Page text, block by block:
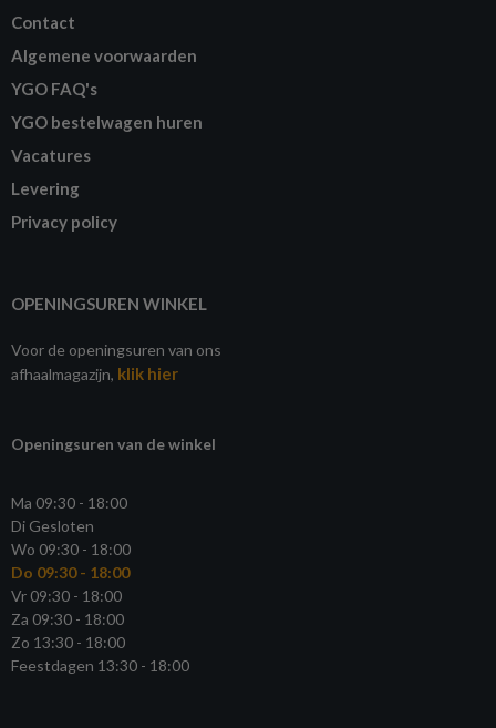
Contact
Algemene voorwaarden
YGO FAQ's
YGO bestelwagen huren
Vacatures
Levering
Privacy policy
OPENINGSUREN WINKEL
Voor de openingsuren van ons
afhaalmagazijn, klik hier
Openingsuren van de winkel
Ma 09:30 - 18:00
Di Gesloten
Wo 09:30 - 18:00
Do 09:30 - 18:00
Vr 09:30 - 18:00
Za 09:30 - 18:00
Zo 13:30 - 18:00
Feestdagen 13:30 - 18:00